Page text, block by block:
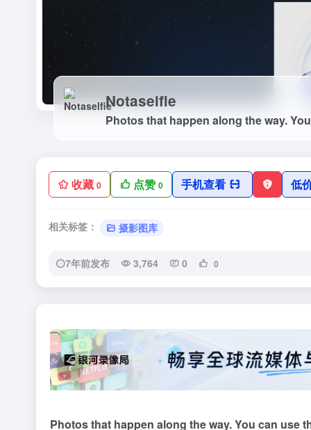
Notaselfie
收藏 0 点赞0 手机查看 低
相关标签： 摄影图库
7年前发布 3,764 0 0
‹
Photos that happen along the way. You can use